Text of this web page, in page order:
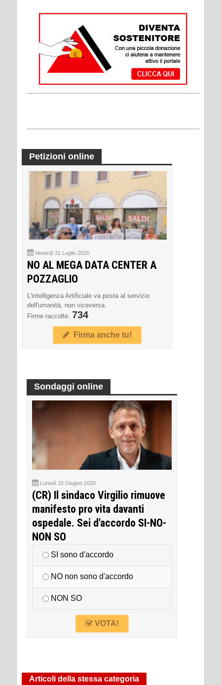
Petizioni online
Venerdì 31 Luglio 2026
NO AL MEGA DATA CENTER A
POZZAGLIO
L'intelligenza Artificiale va posta al servizio
dell'umanità, non viceversa.
Firme raccolte: 734
Firma anche tu!
Sondaggi online
Lunedì 15 Giugno 2026
(CR) Il sindaco Virgilio rimuove
manifesto pro vita davanti
ospedale. Sei d'accordo SI-NO-
NON SO
SI sono d'accordo
NO non sono d'accordo
NON SO
VOTA!
Articoli della stessa categoria